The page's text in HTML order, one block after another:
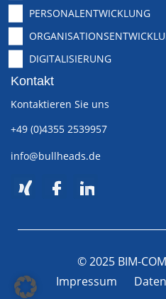
PERSONALENTWICKLUNG
DIGITALISIERUNG
Kontakt
Kontaktieren Sie uns
+49 (0)4355 2539957
info@bullheads.de
© 2025 BIM-
Impressum